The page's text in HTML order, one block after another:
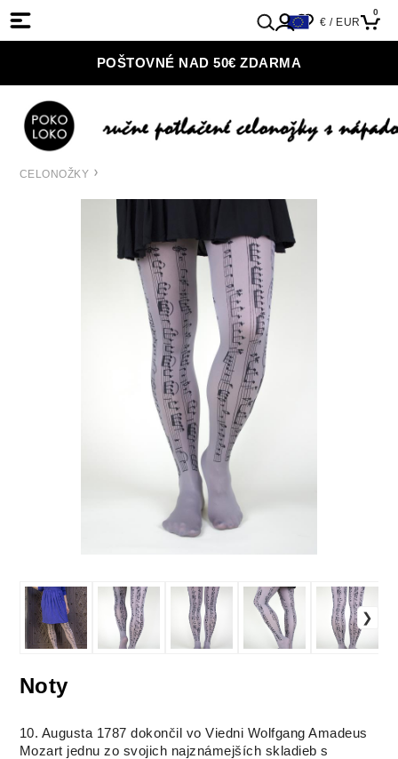
€ / EUR
0
POŠTOVNÉ NAD 50€ ZDARMA
CELONOŽKY
Noty
10. Augusta 1787 dokončil vo Viedni Wolfgang Amadeus
Mozart jednu zo svojich najznámejších skladieb s